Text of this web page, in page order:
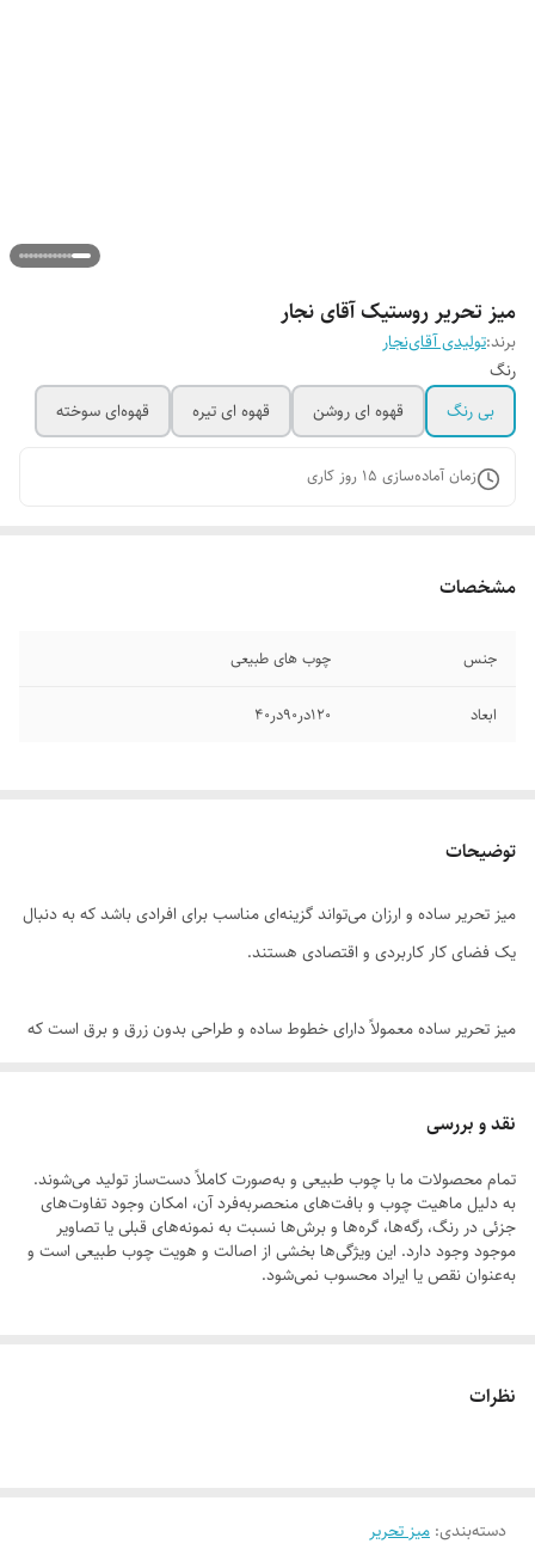
میز تحریر روستیک آقای نجار
برند:تولیدی آقای‌نجار
رنگ
بی رنگ
قهوه ای روشن قهوه ای تیره قهوه‌ای سوخته
زمان آماده‌سازی 15 روز کاری
مشخصات
جنس چوب های طبیعی
ابعاد ۱۲۰در۹۰در۴۰
توضیحات
میز تحریر ساده و ارزان می‌تواند گزینه‌ای مناسب برای افرادی باشد که به دنبال
یک فضای کار کاربردی و اقتصادی هستند.
میز تحریر ساده معمولاً دارای خطوط ساده و طراحی بدون زرق و برق است که
وجود چوب طبیعی در محیط منزل و کار همیشه موجب آرامش و دافع انرژی
های منفی بوده است چقدر خوبه که هنگام مطالعه و کار میز تحریر چوبی از
چوب طبیعی و طرح مدرن و مینیمال جذاب داشته باشیم. اگر در طول روز تایم
کمی از میز تحریر استفاده میکنید این میز میتونه اون زمان رو بسیار لذت
مجموعه تولیدی آقای‌نجار تولید کننده محصولات چوبی همواره در تلاش است
خواهند رنگ دلخواه خود را اجرا کنند و یا از رنگ چوب خام استفاده کنند
نقد و بررسی
تمام محصولات ما با چوب طبیعی و به‌صورت کاملاً دست‌ساز تولید می‌شوند.
به دلیل ماهیت چوب و بافت‌های منحصر‌به‌فرد آن، امکان وجود تفاوت‌های
جزئی در رنگ، رگه‌ها، گره‌ها و برش‌ها نسبت به نمونه‌های قبلی یا تصاویر
موجود وجود دارد. این ویژگی‌ها بخشی از اصالت و هویت چوب طبیعی است و
به‌عنوان نقص یا ایراد محسوب نمی‌شود.
سفارش به‌منزله‌ی پذیرش این موارد و آگاهی از ویژگی‌های طبیعی چوب هست
نظرات
دسته‌بندی: میز تحریر